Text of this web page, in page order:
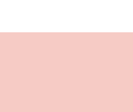
生地を選ぶのはもちろん、そ
い。座ったり横になったり
れると、水着の柔らかい布